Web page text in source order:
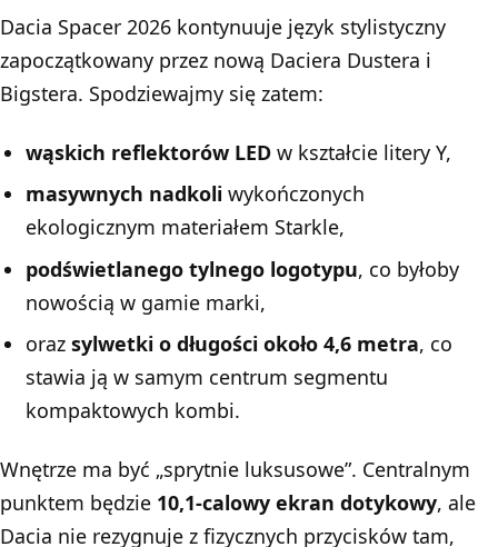
Dacia Spacer 2026 kontynuuje język stylistyczny
zapoczątkowany przez nową Daciera Dustera i
Bigstera. Spodziewajmy się zatem:
wąskich reflektorów LED w kształcie litery Y,
masywnych nadkoli wykończonych
ekologicznym materiałem Starkle,
podświetlanego tylnego logotypu, co byłoby
nowością w gamie marki,
orazsylwetki o długości około 4,6 metra, co
stawia ją w samym centrum segmentu
kompaktowych kombi.
Wnętrze ma być „sprytnie luksusowe”. Centralnym
punktem będzie 10,1-calowy ekran dotykowy, ale
Dacia nie rezygnuje z fizycznych przycisków tam,